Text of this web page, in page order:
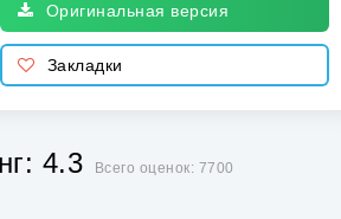
Оригинальная версия
Закладки
4.3 Всего оценок: 7700